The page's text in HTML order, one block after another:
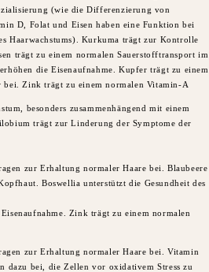
(wie die Differenzierung von
D, Folat und Eisen haben eine Funktion bei
Haarwachstums). Kurkuma trägt zur Kontrolle
trägt zu einem normalen Sauerstofftransport im
die Eisenaufnahme. Kupfer trägt zu einem
bei. Zink trägt zu einem normalen Vitamin-A
besonders zusammenhängend mit einem
trägt zur Linderung der Symptome der
zur Erhaltung normaler Haare bei. Blaubeere
Boswellia unterstützt die Gesundheit des
Zink trägt zu einem normalen
zur Erhaltung normaler Haare bei. Vitamin
dazu bei, die Zellen vor oxidativem Stress zu